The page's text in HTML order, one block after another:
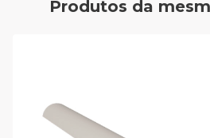
Produtos da